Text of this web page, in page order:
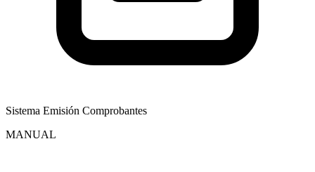
Sistema Emisión Comprobantes
MANUAL